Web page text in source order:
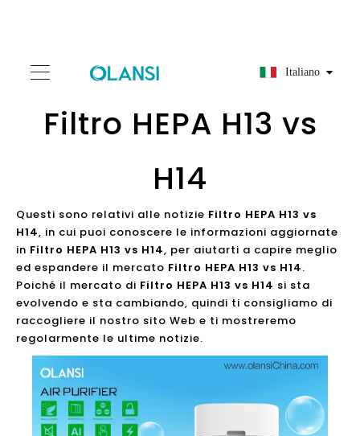
Italiano
Filtro HEPA H13 vs
H14
Questi sono relativi alle notizie Filtro HEPA H13 vs
H14, in cui puoi conoscere le informazioni aggiornate
in Filtro HEPA H13 vs H14, per aiutarti a capire meglio
ed espandere il mercato Filtro HEPA H13 vs H14.
Poiché il mercato di Filtro HEPA H13 vs H14 si sta
evolvendo e sta cambiando, quindi ti consigliamo di
raccogliere il nostro sito Web e ti mostreremo
regolarmente le ultime notizie.